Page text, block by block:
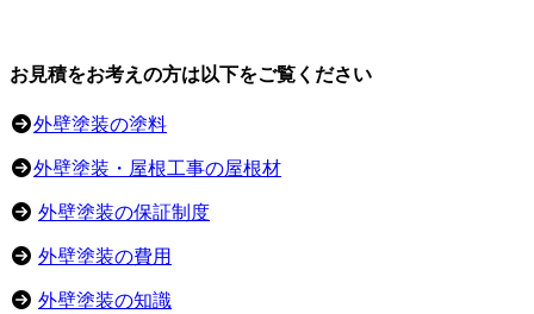
お見積をお考えの方は以下をご覧ください
外壁塗装の塗料
外壁塗装・屋根工事の屋根材
外壁塗装の保証制度
外壁塗装の費用
外壁塗装の知識